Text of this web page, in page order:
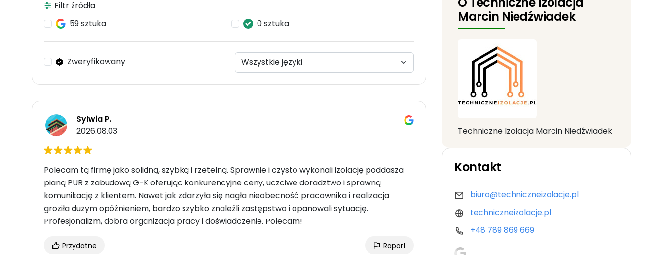
Filtr źródła
59 sztuka
0 sztuka
Zweryfikowany
Sylwia P.
2026.08.03
Polecam tą firmę jako solidną, szybką i rzetelną. Sprawnie i czysto wykonali izolację poddasza
pianą PUR z zabudową G-K oferując konkurencyjne ceny, uczciwe doradztwo i sprawną
komunikację z klientem. Nawet jak zdarzyła się nagła nieobecność pracownika i realizacja
groziła dużym opóźnieniem, bardzo szybko znaleźli zastępstwo i opanowali sytuację.
Profesjonalizm, dobra organizacja pracy i doświadczenie. Polecam!
Przydatne Raport
Marcin Niedźwiadek
Techniczne Izolacja Marcin Niedźwiadek
Kontakt
biuro@techniczneizolacje.pl
techniczneizolacje.pl
+48 789 869 669